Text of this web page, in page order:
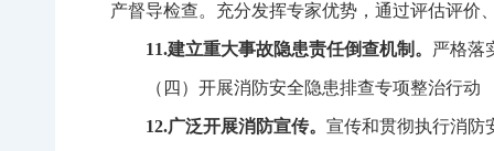
产督导检查。充分发挥专家优势，通过评估评价
11.建立重大事故隐患责任倒查机制。 严格落
（四）开展消防安全隐患排查专项整治行动
12.广泛开展消防宣传。 宣传和贯彻执行消防